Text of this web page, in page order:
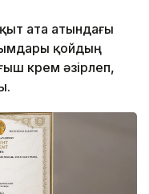
ата атындағы
қойдың
крем әзірлеп,